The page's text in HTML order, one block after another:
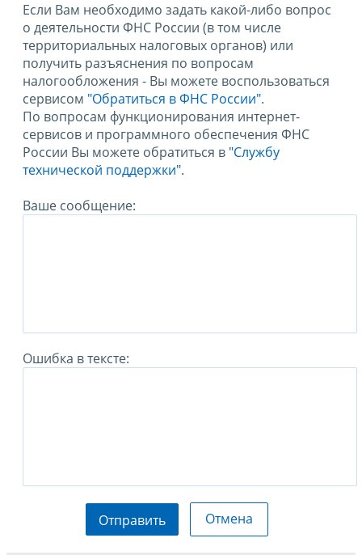
Если Вам необходимо задать какой-либо вопрос
о деятельности ФНС России (в том числе
территориальных налоговых органов) или
получить разъяснения по вопросам
налогообложения - Вы можете воспользоваться
сервисом "Обратиться в ФНС России".
По вопросам функционирования интернет-
сервисов и программного обеспечения ФНС
России Вы можете обратиться в "Службу
технической поддержки".
Ваше сообщение:
Ошибка в тексте:
Отправить Отмена